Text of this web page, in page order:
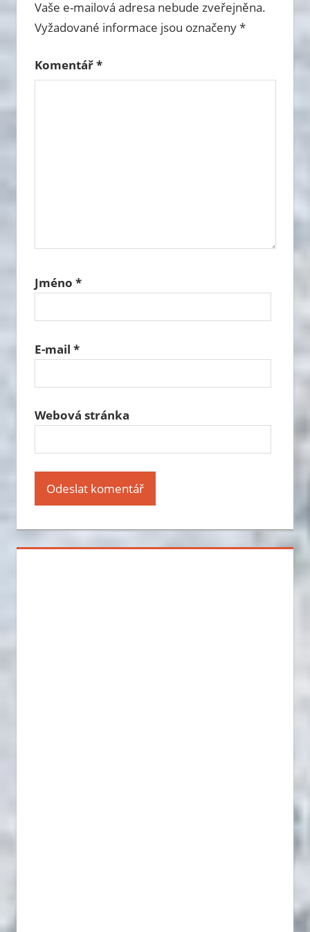
Vaše e-mailová adresa nebude zveřejněna.
Vyžadované informace jsou označeny*
Komentář*
Jméno *
E-mail *
Webová stránka